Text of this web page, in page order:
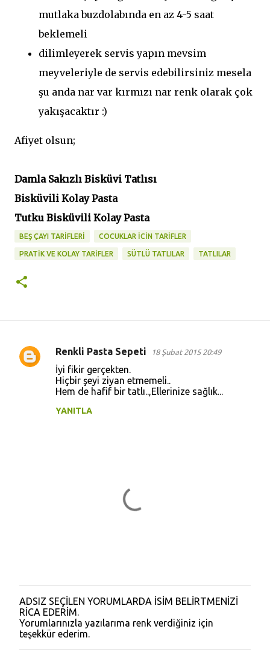
mutlaka buzdolabında en az 4-5 saat
beklemeli
dilimleyerek servis yapın mevsim
meyveleriyle de servis edebilirsiniz mesela
şu anda nar var kırmızı nar renk olarak çok
yakışacaktır :)
Afiyet olsun;
Damla Sakızlı Bisküvi Tatlısı
Bisküvili Kolay Pasta
Tutku Bisküvili Kolay Pasta
BEŞ ÇAYI TARİFLERİ COCUKLAR İCİN TARİFLER
PRATİK VE KOLAY TARİFLER SÜTLÜ TATLILAR TATLILAR
Y
Renkli Pasta Sepeti 18 Şubat 2015 20:49
İyi fikir gerçekten.
Hiçbir şeyi ziyan etmemeli..
Hem de hafif bir tatlı..,Ellerinize sağlık...
YANITLA
Y
o
r
u
m
ADSIZ SEÇİLEN YORUMLARDA İSİM BELİRTMENİZİ
RİCA EDERİM.
Yorumlarınızla yazılarıma renk verdiğiniz için
teşekkür ederim.